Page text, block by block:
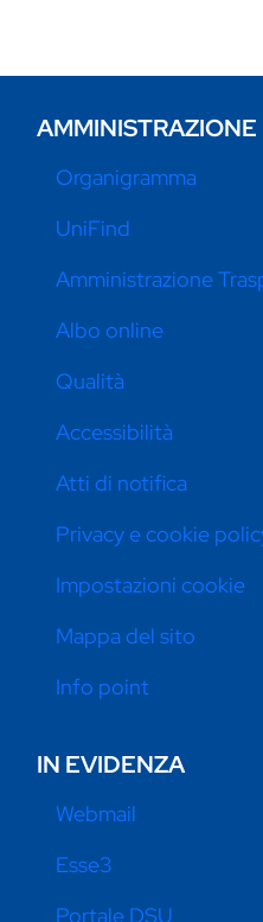
AMMINISTRAZIONE
Organigramma
UniFind
Amministrazione
Albo online
Qualità
Accessibilità
Atti di notifica
Privacy e cookie
Impostazioni cookie
Mappa del sito
Info point
IN EVIDENZA
Webmail
Esse3
Portale DSU